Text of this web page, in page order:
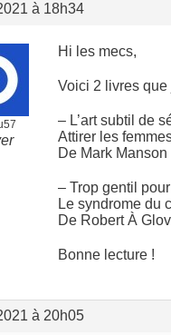
à 18h34
Hi les mecs,
Voici 2 livres
– L’art subtil de
Attirer les
De Mark Manson
– Trop gentil
Le syndrome du
De Robert À
Bonne lecture !
à 20h05